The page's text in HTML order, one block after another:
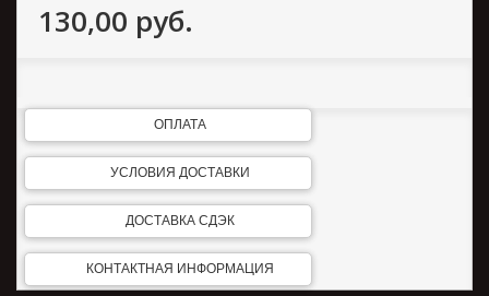
130,00 руб.
ОПЛАТА
УСЛОВИЯ ДОСТАВКИ
ДОСТАВКА СДЭК
КОНТАКТНАЯ ИНФОРМАЦИЯ